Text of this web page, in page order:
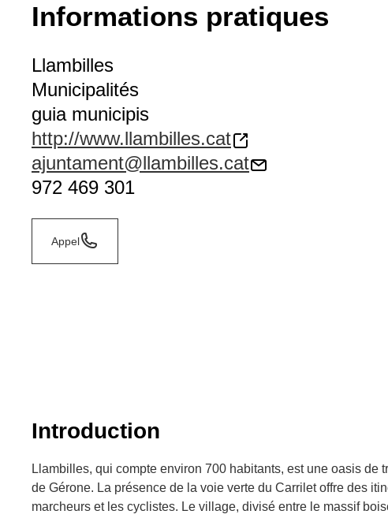
Informations pratiques
Llambilles
Municipalités
guia municipis
http://www.llambilles.cat
ajuntament@llambilles.cat
972 469 301
Appel
Introduction
Llambilles, qui compte environ 700 habitants, est une oasis de
de Gérone. La présence de la voie verte du Carrilet offre des
marcheurs et les cyclistes. Le village, divisé entre le massif